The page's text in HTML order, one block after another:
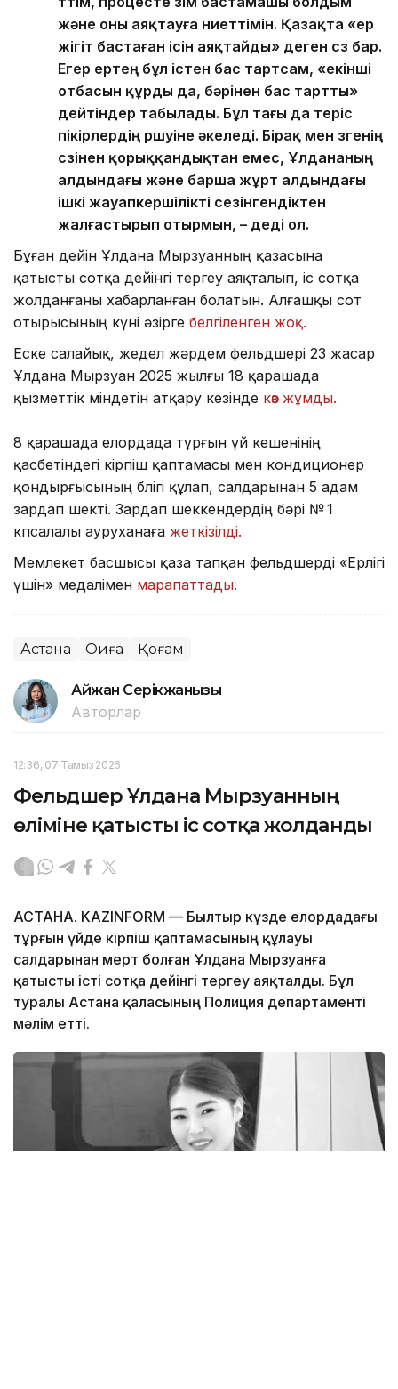
және оны аяқтауға ниеттімін. Қазақта «ер
жігіт бастаған ісін аяқтайды» деген сөз бар.
Егер ертең бұл істен бас тартсам, «екінші
отбасын құрды да, бәрінен бас тартты»
дейтіндер табылады. Бұл тағы да теріс
пікірлердің өршуіне әкеледі. Бірақ мен өзгенің
сөзінен қорыққандықтан емес, Ұлдананың
алдындағы және барша жұрт алдындағы
ішкі жауапкершілікті сезінгендіктен
жалғастырып отырмын, – деді ол.
Бұған дейін Ұлдана Мырзуанның қазасына
қатысты сотқа дейінгі тергеу аяқталып, іс сотқа
жолданғаны хабарланған болатын. Алғашқы сот
отырысының күні әзірге белгіленген жоқ.
Еске салайық, жедел жәрдем фельдшері 23 жасар
Ұлдана Мырзуан 2025 жылғы 18 қарашада
қызметтік міндетін атқару кезінде көз жұмды.
8 қарашада елордада тұрғын үй кешенінің
қасбетіндегі кірпіш қаптамасы мен кондиционер
қондырғысының бөлігі құлап, салдарынан 5 адам
зардап шекті. Зардап шеккендердің бәрі № 1
көпсалалы ауруханаға жеткізілді.
Мемлекет басшысы қаза тапқан фельдшерді «Ерлігі
үшін» медалімен марапаттады.
Астана Оқиға Қоғам
Айжан Серікжанқызы
Авторлар
12:36, 07 Тамыз 2026
Фельдшер Ұлдана Мырзуанның
өліміне қатысты іс сотқа жолданды
АСТАНА. KAZINFORM — Былтыр күзде елордадағы
тұрғын үйде кірпіш қаптамасының құлауы
салдарынан мерт болған Ұлдана Мырзуанға
қатысты істі сотқа дейінгі тергеу аяқталды. Бұл
туралы Астана қаласының Полиция департаменті
мәлім етті.